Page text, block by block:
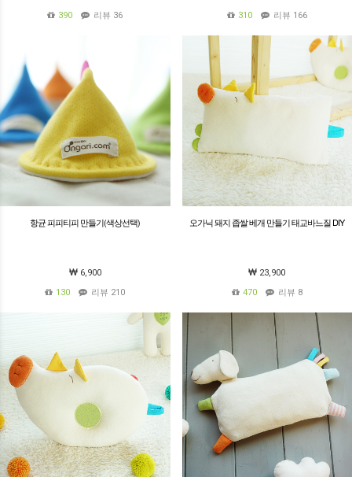
390
리뷰 36
310
리뷰 166
항균 피피티피 만들기(색상선택)
6,900
130
리뷰 210
오가닉 돼지 좁쌀 베개 만들기 태교바느질 DIY
23,900
470
리뷰 8